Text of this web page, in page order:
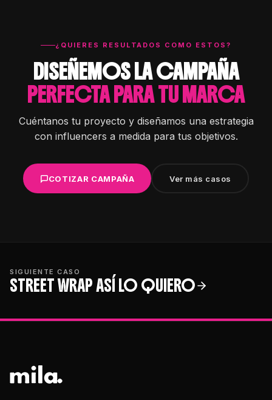
¿QUIERES RESULTADOS COMO ESTOS?
DISEÑEMOS LA CAMPAÑA
PERFECTA PARA TU MARCA
Cuéntanos tu proyecto y diseñamos una estrategia
con influencers a medida para tus objetivos.
COTIZAR CAMPAÑA Ver más casos
SIGUIENTE CASO
STREET WRAP ASÍ LO QUIERO